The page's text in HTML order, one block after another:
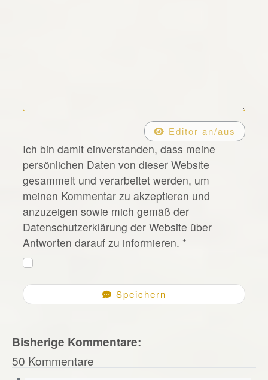
Editor an/aus
Ich bin damit einverstanden, dass meine
persönlichen Daten von dieser Website
gesammelt und verarbeitet werden, um
meinen Kommentar zu akzeptieren und
anzuzeigen sowie mich gemäß der
Datenschutzerklärung der Website über
Antworten darauf zu informieren. *
Speichern
Bisherige Kommentare:
50 Kommentare